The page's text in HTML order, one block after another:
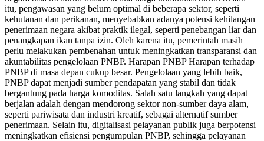
itu, pengawasan yang belum optimal di beberapa sektor, seperti
kehutanan dan perikanan, menyebabkan adanya potensi kehilangan
penerimaan negara akibat praktik ilegal, seperti penebangan liar dan
penangkapan ikan tanpa izin. Oleh karena itu, pemerintah masih
perlu melakukan pembenahan untuk meningkatkan transparansi dan
akuntabilitas pengelolaan PNBP. Harapan PNBP Harapan terhadap
PNBP di masa depan cukup besar. Pengelolaan yang lebih baik,
PNBP dapat menjadi sumber pendapatan yang stabil dan tidak
bergantung pada harga komoditas. Salah satu langkah yang dapat
berjalan adalah dengan mendorong sektor non-sumber daya alam,
seperti pariwisata dan industri kreatif, sebagai alternatif sumber
penerimaan. Selain itu, digitalisasi pelayanan publik juga berpotensi
meningkatkan efisiensi pengumpulan PNBP, sehingga pelayanan